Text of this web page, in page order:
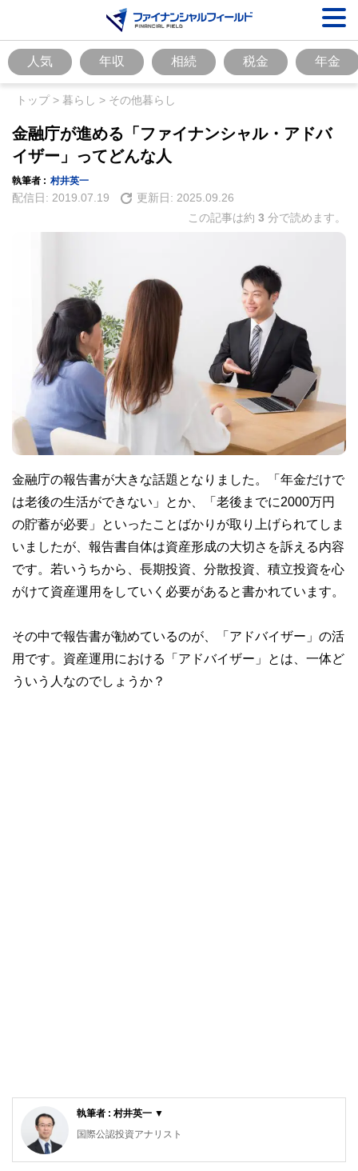
人気 年収 相続 税金 年金
トップ> 暮らし > その他暮らし
金融庁が進める「ファイナンシャル・アドバ
イザー」ってどんな人
執筆者 : 村井英一
配信日: 2019.07.19 更新日: 2025.09.26
この記事は約 3 分で読めます。
金融庁の報告書が大きな話題となりました。「年金だけで
は老後の生活ができない」とか、「老後までに2000万円
の貯蓄が必要」といったことばかりが取り上げられてしま
いましたが、報告書自体は資産形成の大切さを訴える内容
です。若いうちから、長期投資、分散投資、積立投資を心
がけて資産運用をしていく必要があると書かれています。
その中で報告書が勧めているのが、「アドバイザー」の活
用です。資産運用における「アドバイザー」とは、一体ど
ういう人なのでしょうか？
執筆者 : 村井英一 ▼
国際公認投資アナリスト
1級ファイナンシャル・プランニング技能士、日本証券アナ